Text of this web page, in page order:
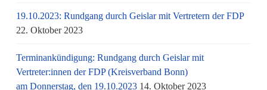
19.10.2023: Rundgang durch Geislar mit Vertretern der FDP
22. Oktober 2023
Terminankündigung: Rundgang durch Geislar mit
Vertreter:innen der FDP (Kreisverband Bonn)
am Donnerstag, den 19.10.2023 14. Oktober 2023